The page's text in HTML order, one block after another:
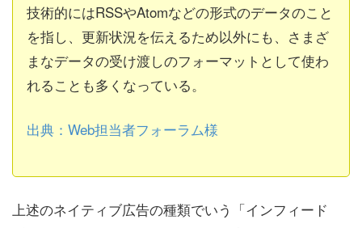
技術的にはRSSやAtomなどの形式のデータのこと
を指し、更新状況を伝えるため以外にも、さまざ
まなデータの受け渡しのフォーマットとして使わ
れることも多くなっている。
出典：Web担当者フォーラム様
上述のネイティブ広告の種類でいう「インフィード